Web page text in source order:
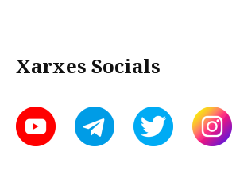
Xarxes Socials